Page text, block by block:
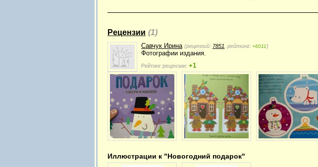
Рецензии (1)
Савчук Ирина (рецензий: 7851 , рейтинг: +6011)
Фотографии издания.
Рейтинг рецензии: +1
Иллюстрации к "Новогодний подарок"